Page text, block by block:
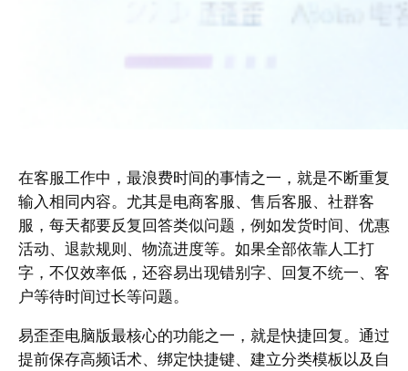
在客服工作中，最浪费时间的事情之一，就是不断重复
输入相同内容。尤其是电商客服、售后客服、社群客
服，每天都要反复回答类似问题，例如发货时间、优惠
活动、退款规则、物流进度等。如果全部依靠人工打
字，不仅效率低，还容易出现错别字、回复不统一、客
户等待时间过长等问题。
易歪歪电脑版最核心的功能之一，就是快捷回复。通过
提前保存高频话术、绑定快捷键、建立分类模板以及自